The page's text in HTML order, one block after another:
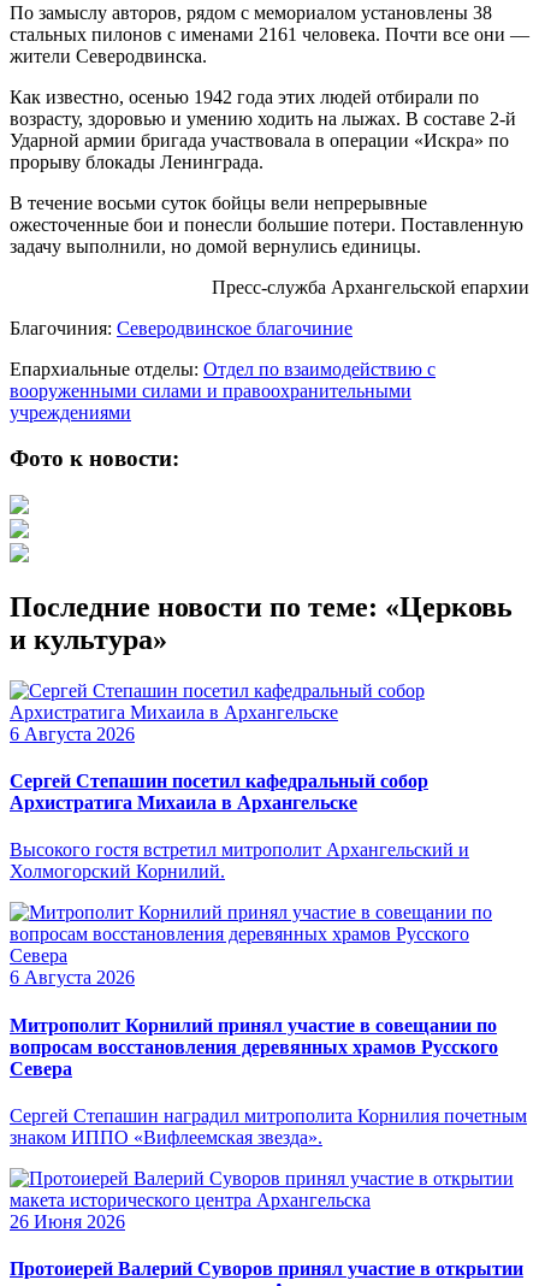
По замыслу авторов, рядом с мемориалом установлены 38
стальных пилонов с именами 2161 человека. Почти все они —
жители Северодвинска.
Как известно, осенью 1942 года этих людей отбирали по
возрасту, здоровью и умению ходить на лыжах. В составе 2-й
Ударной армии бригада участвовала в операции «Искра» по
прорыву блокады Ленинграда.
В течение восьми суток бойцы вели непрерывные
ожесточенные бои и понесли большие потери. Поставленную
задачу выполнили, но домой вернулись единицы.
Пресс-служба Архангельской епархии
Благочиния: Северодвинское благочиние
Епархиальные отделы: Отдел по взаимодействию с
вооруженными силами и правоохранительными
учреждениями
Фото к новости:
Последние новости по теме: «Церковь
и культура»
6 Августа 2026
Сергей Степашин посетил кафедральный собор
Архистратига Михаила в Архангельске
Высокого гостя встретил митрополит Архангельский и
Холмогорский Корнилий.
6 Августа 2026
Митрополит Корнилий принял участие в совещании по
вопросам восстановления деревянных храмов Русского
Севера
Сергей Степашин наградил митрополита Корнилия почетным
знаком ИППО «Вифлеемская звезда».
26 Июня 2026
Протоиерей Валерий Суворов принял участие в открытии